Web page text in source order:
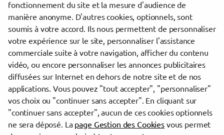
Le Mans
Angers
Saumur
Trouver une agence Banque Populaire
Sarthe
La Flèche
evermaps ©
fonctionnement du site et la mesure d'audience de
manière anonyme. D'autres cookies, optionnels, sont
soumis à votre accord. Ils nous permettent de personnaliser
votre expérience sur le site, personnaliser l'assistance
commerciale suite à votre navigation, afficher du contenu
vidéo, ou encore personnaliser les annonces publicitaires
diffusées sur Internet en dehors de notre site et de nos
applications. Vous pouvez "tout accepter", "personnaliser"
vos choix ou "continuer sans accepter". En cliquant sur
"continuer sans accepter", aucun de ces cookies optionnels
ne sera déposé. La page Gestion des Cookiesvous permet